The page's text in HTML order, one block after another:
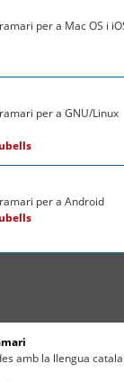
per a Mac OS i
per a GNU/Linux
per a Android
amb la llengua